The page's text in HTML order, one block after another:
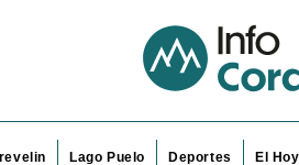
Lago Puelo Deportes El